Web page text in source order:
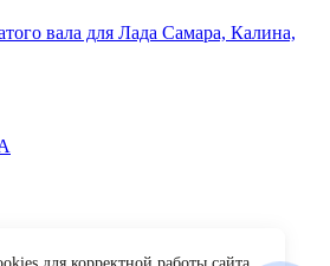
вала для Лада Самара, Калина,